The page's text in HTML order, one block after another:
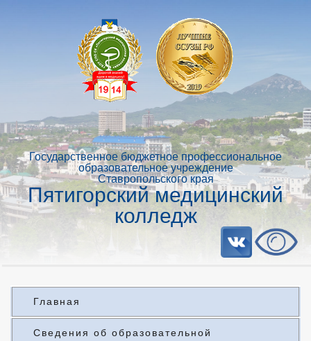
Государственное бюджетное профессиональное
образовательное учреждение
Ставропольского края
Пятигорский медицинский
колледж
Главная
Сведения об образовательной